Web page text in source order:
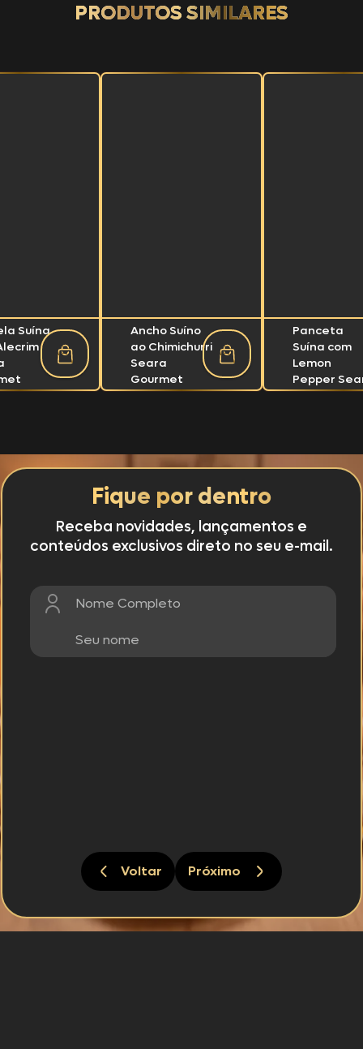
PRODUTOS SIMILARES
Suína
Ancho Suíno
ao Chimichurri
Seara
Gourmet
Panceta
Suína com
Lemon
Pepper
Gourmet
Fique por dentro
Receba novidades, lançamentos e
conteúdos exclusivos direto no seu e-mail.
Nome Completo
Voltar Próximo